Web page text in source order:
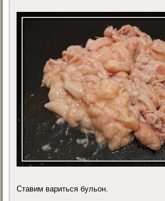
Ставим вариться бульон.